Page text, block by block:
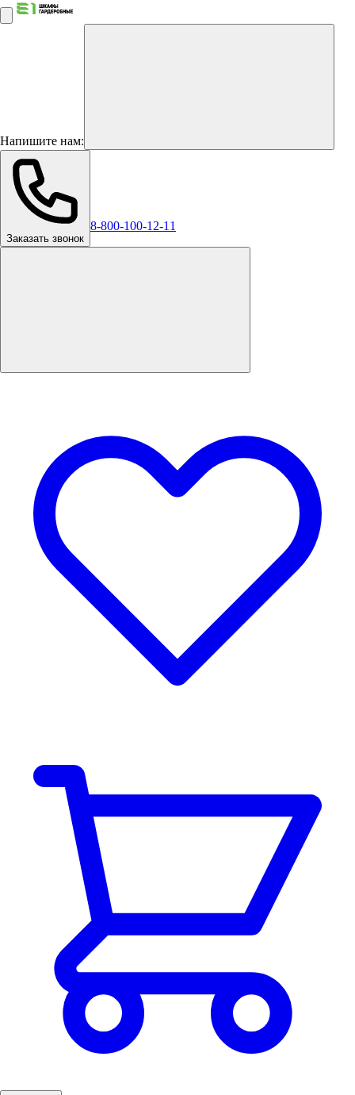
Напишите нам:
Заказать звонок
8-800-100-12-11